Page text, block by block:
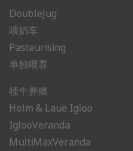
DoubleJug
喂奶车
Pasteurising
单独喂养
犊牛养殖
Holm & Laue Igloo
IglooVeranda
MultiMaxVeranda